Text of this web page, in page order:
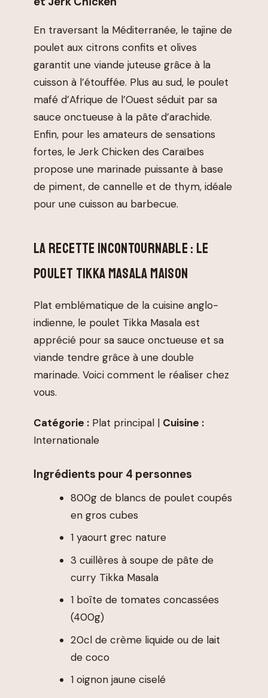
En traversant la Méditerranée, le tajine de
poulet aux citrons confits et olives
garantit une viande juteuse grâce à la
cuisson à l’étouffée. Plus au sud, le poulet
mafé d’Afrique de l’Ouest séduit par sa
sauce onctueuse à la pâte d’arachide.
Enfin, pour les amateurs de sensations
fortes, le Jerk Chicken des Caraïbes
propose une marinade puissante à base
de piment, de cannelle et de thym, idéale
pour une cuisson au barbecue.
LA RECETTE INCONTOURNABLE : LE
POULET TIKKA MASALA MAISON
Plat emblématique de la cuisine anglo-
indienne, le poulet Tikka Masala est
apprécié pour sa sauce onctueuse et sa
viande tendre grâce à une double
marinade. Voici comment le réaliser chez
vous.
Catégorie : Plat principal | Cuisine :
Internationale
Ingrédients pour 4 personnes
800g de blancs de poulet coupés
en gros cubes
1 yaourt grec nature
3 cuillères à soupe de pâte de
curry Tikka Masala
1 boîte de tomates concassées
(400g)
20cl de crème liquide ou de lait
de coco
1 oignon jaune ciselé